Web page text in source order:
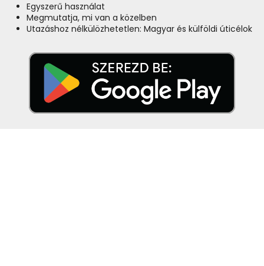
Egyszerű használat
Megmutatja, mi van a közelben
Utazáshoz nélkülözhetetlen: Magyar és külföldi úticélok